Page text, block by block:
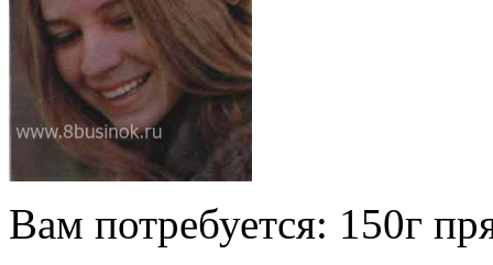
Вам потребуется: 150г